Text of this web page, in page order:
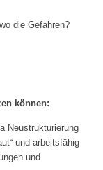
die Gefahren?
können:
Neustrukturierung
und arbeitsfähig
und